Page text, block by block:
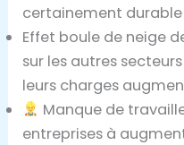
certainement durable
Effet boule de neige
sur les autres
leurs charges
Manque de
entreprises à